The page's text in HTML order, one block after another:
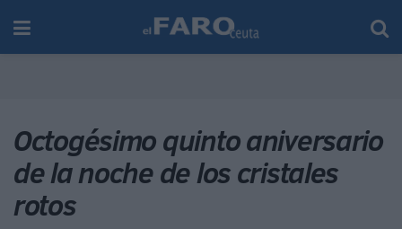
Octogésimo quinto aniversario
de la noche de los cristales
rotos